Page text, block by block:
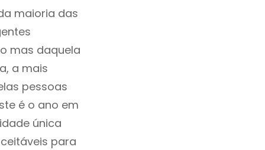
maioria das
mas daquela
a mais
pessoas
é o ano em
única
para